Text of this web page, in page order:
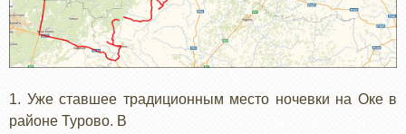
1. Уже ставшее традиционным место ночевки на Оке в
районе Турово. В